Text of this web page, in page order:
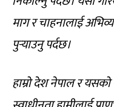
माग र चाहनालाई
पुऱ्याउनु पर्दछ।
हाम्रो देश नेपाल र